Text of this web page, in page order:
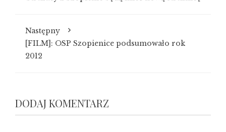
Następny
[FILM]: OSP Szopienice podsumowało rok
2012
DODAJ KOMENTARZ